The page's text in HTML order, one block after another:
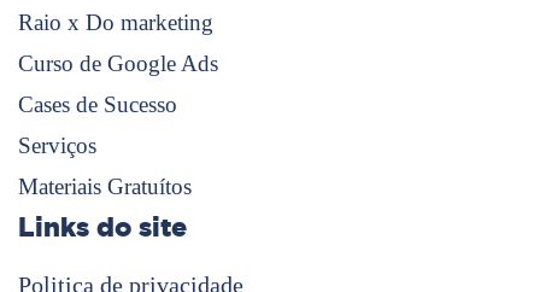
Raio x Do marketing
Curso de Google Ads
Cases de Sucesso
Serviços
Materiais Gratuítos
Links do site
Politica de privacidade